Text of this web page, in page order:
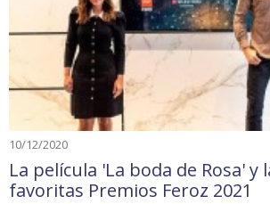
10/12/2020
La película 'La boda de Rosa' y
favoritas Premios Feroz 2021